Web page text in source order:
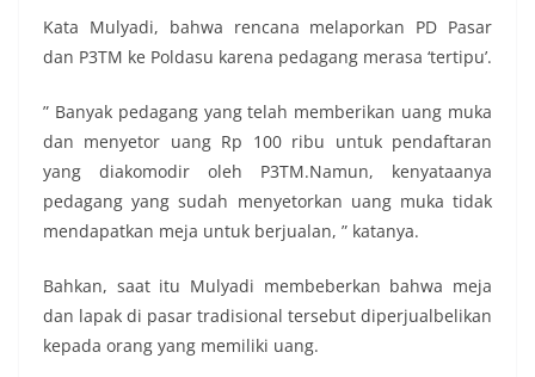
Kata Mulyadi, bahwa rencana melaporkan PD Pasar
dan P3TM ke Poldasu karena pedagang merasa ‘tertipu’.
” Banyak pedagang yang telah memberikan uang muka
dan menyetor uang Rp 100 ribu untuk pendaftaran
yang diakomodir oleh P3TM.Namun, kenyataanya
pedagang yang sudah menyetorkan uang muka tidak
mendapatkan meja untuk berjualan, ” katanya.
Bahkan, saat itu Mulyadi membeberkan bahwa meja
dan lapak di pasar tradisional tersebut diperjualbelikan
kepada orang yang memiliki uang.